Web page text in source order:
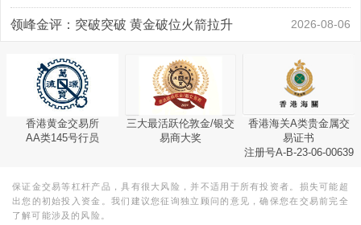
领峰金评：突破突破 黄金破位火箭拉升 2026-08-06
香港黄金交易所
AA类145号行员
三大最活跃伦敦金/银交
易商大奖
香港海关A类贵金属交
易证书
注册号A-B-23-06-00639
保证金交易等杠杆产品，具有很大风险，并不适用于所有投资者。损失可能超
出您的初始投入资金。我们建议您征询独立顾问的意见，确保您在交易前完全
了解可能涉及的风险。